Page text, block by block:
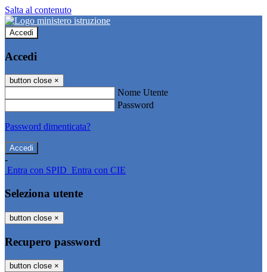
Salta al contenuto
Accedi
Accedi
button close ×
Nome Utente
Password
Password dimenticata?
-
Entra con SPID Entra con CIE
Seleziona utente
button close ×
Recupero password
button close ×